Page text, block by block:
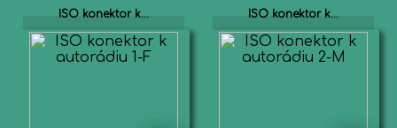
ISO konektor k... ISO konektor k...